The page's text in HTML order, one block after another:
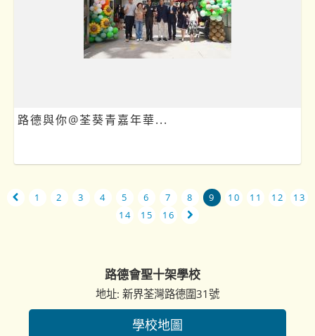
路德與你@荃葵青嘉年華...
1 2 3 4 5 6 7 8 9 10 11 12
13
14
15 16
路德會聖十架學校
地址: 新界荃灣路德圍31號
學校地圖